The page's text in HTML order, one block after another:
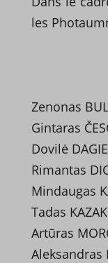
les
Zenonas
Gintaras
Dovilė
Rimantas
Mindaugas
Tadas
Artūras
Aleksandras